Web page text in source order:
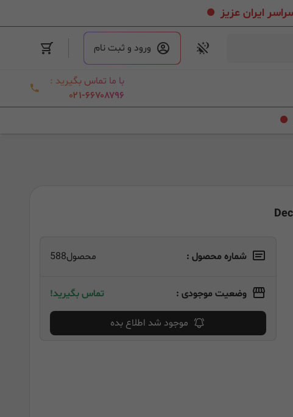
ورود و ثبت نام
با ما تماس بگیرید :
۰۲۱-۶۶۷۰۸۷۹۶
.
شماره محصول : محصول588
وضعیت موجودی : تماس بگیرید!
موجود شد اطلاع بده